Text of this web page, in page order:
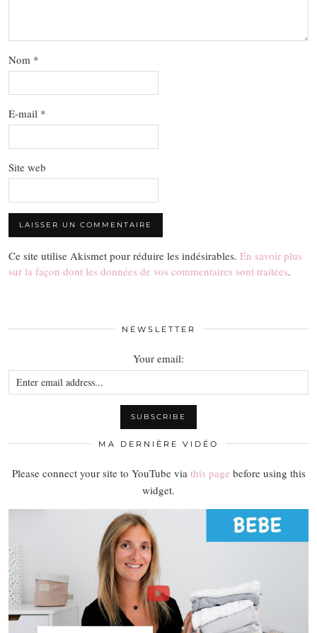
Nom *
E-mail *
Site web
Ce site utilise Akismet pour réduire les indésirables. En savoir plus
sur la façon dont les données de vos commentaires sont traitées.
NEWSLETTER
Your email:
MA DERNIÈRE VIDÉO
Please connect your site to YouTube via this page before using this
widget.